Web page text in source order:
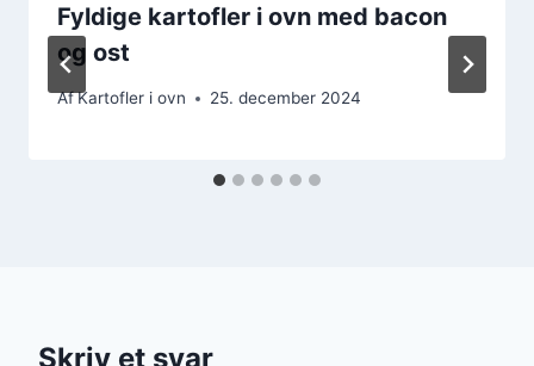
Fyldige kartofler i ovn med bacon
og ost
AfKartofler i ovn 25. december 2024
Skriv et svar